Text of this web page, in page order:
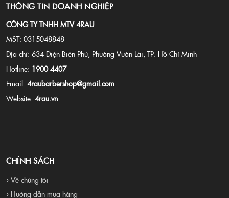
THÔNG TIN DOANH NGHIỆP
CÔNG TY TNHH MTV 4RAU
MST: 0315048848
Địa chỉ: 634 Điện Biên Phủ, Phường Vườn Lài, TP. Hồ Chí Minh
Hotline: 1900 4407
Email: 4raubarbershop@gmail.com
Website: 4rau.vn
CHÍNH SÁCH
› Về chúng tôi
› Hướng dẫn mua hàng